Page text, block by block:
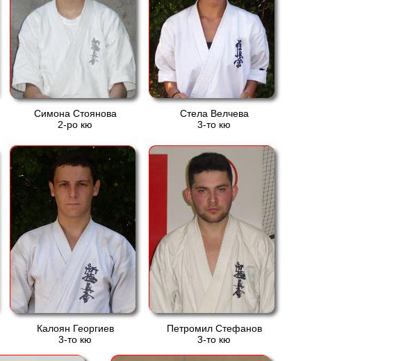
Симона Стоянова
2-ро кю
Стела Велчева
3-то кю
Калоян Георгиев
3-то кю
Петромил Стефанов
3-то кю